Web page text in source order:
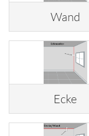
Wand
Ecke